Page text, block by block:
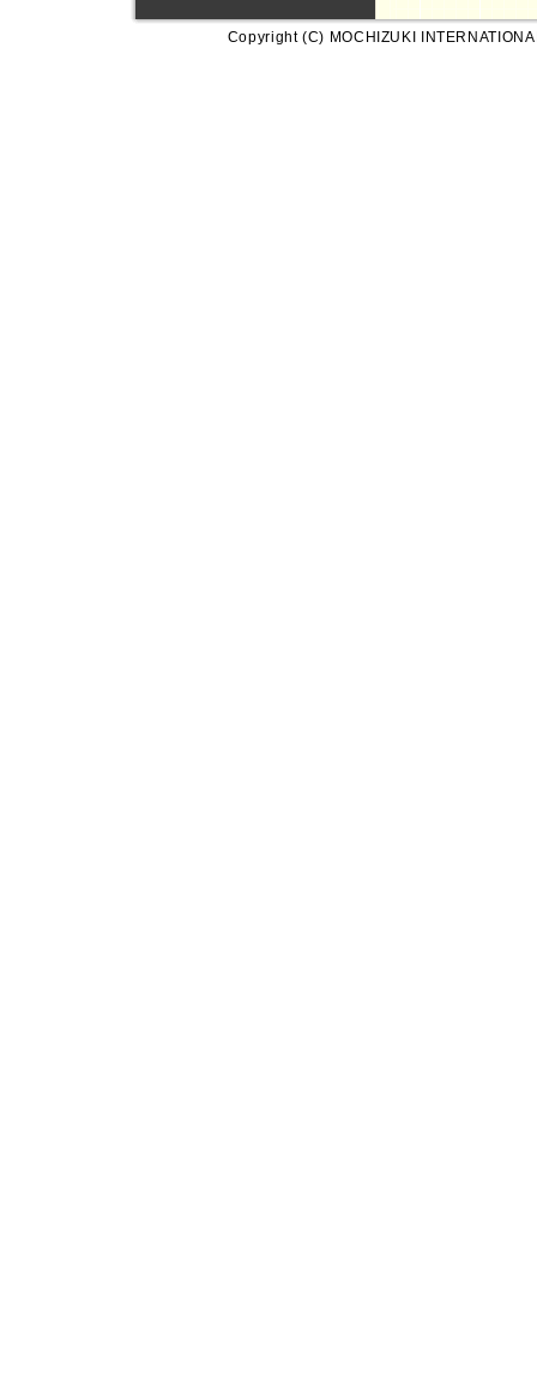
Copyright (C) MOCHIZUKI